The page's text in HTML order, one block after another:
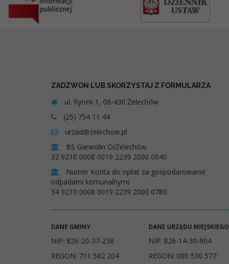
ZADZWOŃ LUB SKORZYSTAJ Z FORMULARZA
ul. Rynek 1, 08-430 Żelechów
(25) 754 11 44
urzad@zelechow.pl
BS Garwolin O/Żelechów
32 9210 0008 0019 2239 2000 0040
Numer Konta do opłat za gospodarowanie
odpadami komunalnymi:
34 9210 0008 0019 2239 2000 0780
DANE GMINY
NIP: 826-20-37-238
REGON: 711 582 204
DANE URZĘDU MIEJSKIEGO
NIP: 826-14-30-904
REGON: 000 530 577